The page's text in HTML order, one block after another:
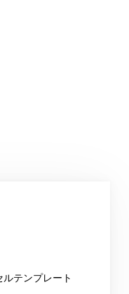
テンプレート